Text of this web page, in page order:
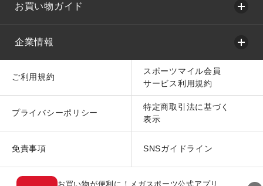
お買い物ガイド
企業情報
ご利用規約
スポーツマイル会員
サービス利用規約
プライバシーポリシー
特定商取引法に基づく
表示
免責事項 SNSガイドライン
お買い物が便利に！メガスポーツ公式アプリ